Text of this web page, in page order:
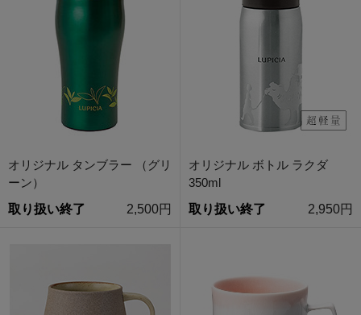
オリジナル タンブラー （グリ
ーン）
取り扱い終了
2,500円
オリジナル ボトル ラクダ
350ml
取り扱い終了
2,950円